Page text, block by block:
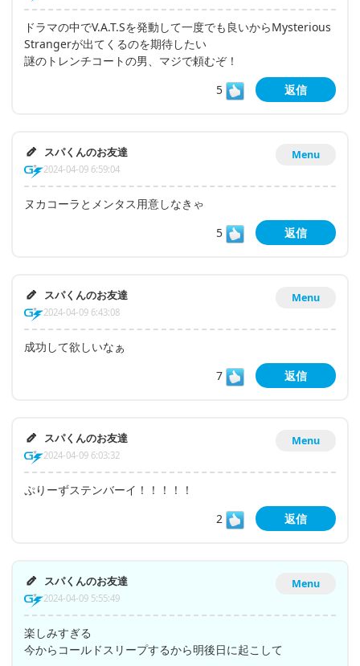
ドラマの中でV.A.T.Sを発動して一度でも良いからMysterious
Strangerが出てくるのを期待したい
謎のトレンチコートの男、マジで頼むぞ！
5
返信
Menu
スパくんのお友達
2024-04-09 6:59:04
ヌカコーラとメンタス用意しなきゃ
5
返信
Menu
スパくんのお友達
2024-04-09 6:43:08
成功して欲しいなぁ
7
返信
Menu
スパくんのお友達
2024-04-09 6:03:32
ぷりーずステンバーイ！！！！！
2
返信
Menu
スパくんのお友達
2024-04-09 5:55:49
楽しみすぎる
今からコールドスリープするから明後日に起こして